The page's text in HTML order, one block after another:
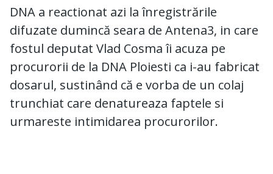
DNA a reactionat azi la înregistrările
difuzate dumincă seara de Antena3, in care
fostul deputat Vlad Cosma îi acuza pe
procurorii de la DNA Ploiesti ca i-au fabricat
dosarul, sustinând că e vorba de un colaj
trunchiat care denatureaza faptele si
urmareste intimidarea procurorilor.